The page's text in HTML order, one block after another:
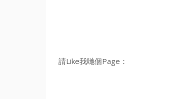
請Like我哋個Page：